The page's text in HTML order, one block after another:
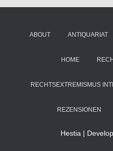
ABOUT ANTIQUARIAT
HOME
RECHTSEXTREMISMUS
REZENSIONEN
Hestia |